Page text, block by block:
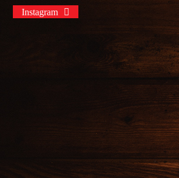
Instagram